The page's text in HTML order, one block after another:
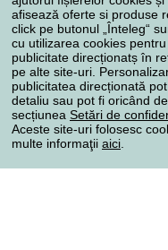
afisează oferte si produse
click pe butonul „Înteleg“
cu utilizarea cookies
publicitate direcționatș în
pe alte site-uri.
publicitatea direcționată
detaliu sau pot fi oricând
secțiunea Setări de
Aceste site-uri folosesc
multe informaţii aici
Metode de plată
Magazin de